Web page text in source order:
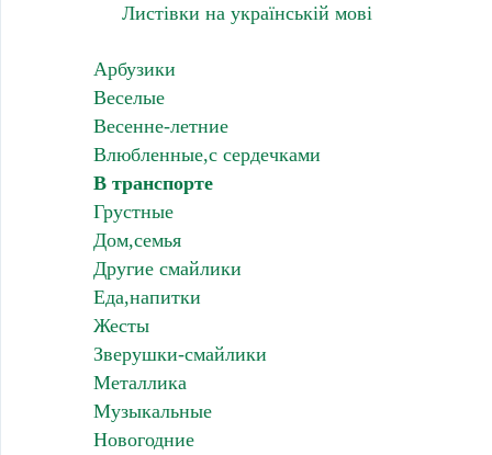
Листівки на українській мові
Арбузики
Веселые
Весенне-летние
Влюбленные,с сердечками
В транспорте
Грустные
Дом,семья
Другие смайлики
Еда,напитки
Жесты
Зверушки-смайлики
Металлика
Музыкальные
Новогодние